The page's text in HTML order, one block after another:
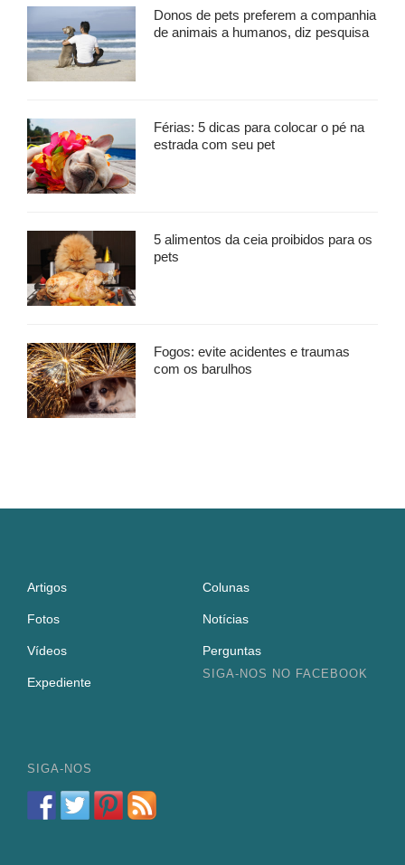
Donos de pets preferem a companhia
de animais a humanos, diz pesquisa
Férias: 5 dicas para colocar o pé na
estrada com seu pet
5 alimentos da ceia proibidos para os
pets
Fogos: evite acidentes e traumas
com os barulhos
Artigos Colunas
Fotos Notícias
Vídeos Perguntas
Expediente
SIGA-NOS NO FACEBOOK
SIGA-NOS